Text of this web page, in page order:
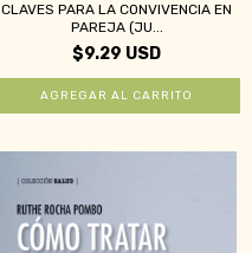
CLAVES PARA LA CONVIVENCIA EN
PAREJA (JU...
$9.29 USD